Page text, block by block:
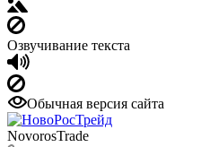
Озвучивание текста
Обычная версия сайта
NovorosTrade